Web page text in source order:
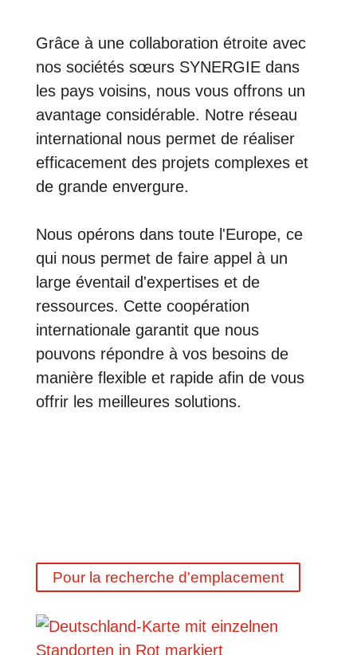
Grâce à une collaboration étroite avec
nos sociétés sœurs SYNERGIE dans
les pays voisins, nous vous offrons un
avantage considérable. Notre réseau
international nous permet de réaliser
efficacement des projets complexes et
de grande envergure.
Nous opérons dans toute l'Europe, ce
qui nous permet de faire appel à un
large éventail d'expertises et de
ressources. Cette coopération
internationale garantit que nous
pouvons répondre à vos besoins de
manière flexible et rapide afin de vous
offrir les meilleures solutions.
Pour la recherche d'emplacement